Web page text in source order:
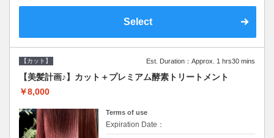
Select
【カット】 Est. Duration：Approx. 1 hrs30 mins
【美髪計画♪】カット＋プレミアム酵素トリートメント
￥8,000
Terms of use
Expiration Date：